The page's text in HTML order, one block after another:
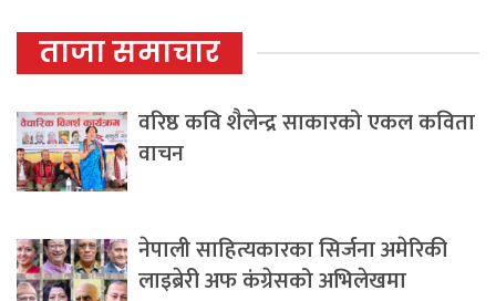
ताजा समाचार
वरिष्ठ कवि शैलेन्द्र साकारको एकल कविता
वाचन
नेपाली साहित्यकारका सिर्जना अमेरिकी
लाइब्रेरी अफ कंग्रेसको अभिलेखमा